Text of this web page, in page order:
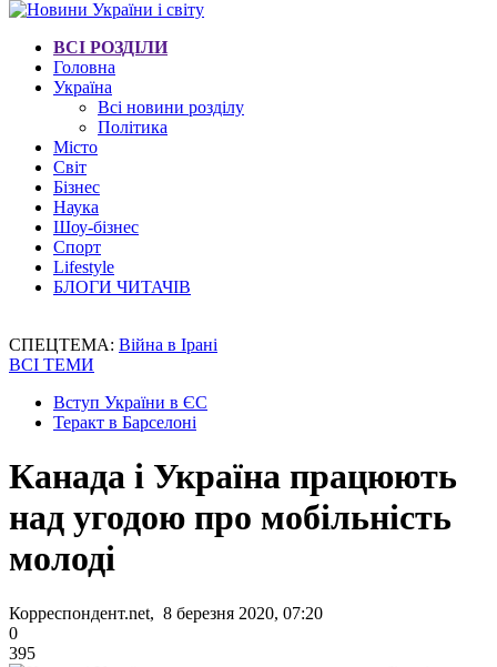
ВСІ РОЗДІЛИ
Головна
Україна
Всі новини розділу
Політика
Місто
Світ
Бізнес
Наука
Шоу-бізнес
Спорт
Lifestyle
БЛОГИ ЧИТАЧІВ
СПЕЦТЕМА: Війна в Ірані
ВСІ ТЕМИ
Вступ України в ЄС
Теракт в Барселоні
Канада і Україна працюють
над угодою про мобільність
молоді
Корреспондент.net, 8 березня 2020, 07:20
0
395